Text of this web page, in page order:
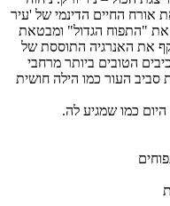
אורח החיים הדינמי של 'עיר
"התפוח הגדול" ומבטאת
את האנרגיה התוססת של
הטובים ביותר מרחבי
העור כמו הילה חושית